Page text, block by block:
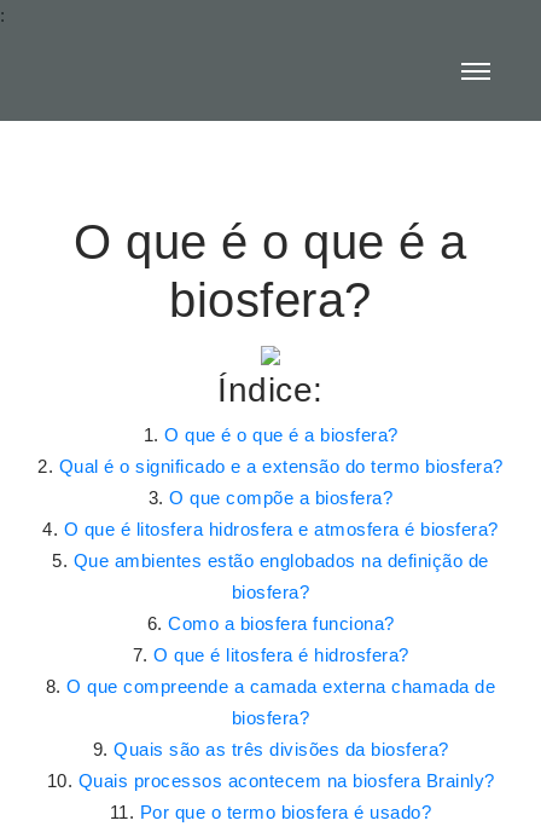
:
O que é o que é a
biosfera?
Índice:
O que é o que é a biosfera?
Qual é o significado e a extensão do termo biosfera?
O que compõe a biosfera?
O que é litosfera hidrosfera e atmosfera é biosfera?
Que ambientes estão englobados na definição de
biosfera?
Como a biosfera funciona?
O que é litosfera é hidrosfera?
O que compreende a camada externa chamada de
biosfera?
Quais são as três divisões da biosfera?
Quais processos acontecem na biosfera Brainly?
Por que o termo biosfera é usado?